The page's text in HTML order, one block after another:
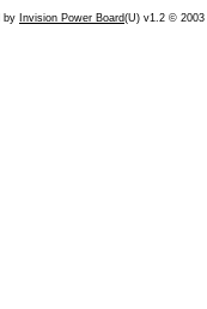
by Invision Power Board(U) v1.2 © 2003